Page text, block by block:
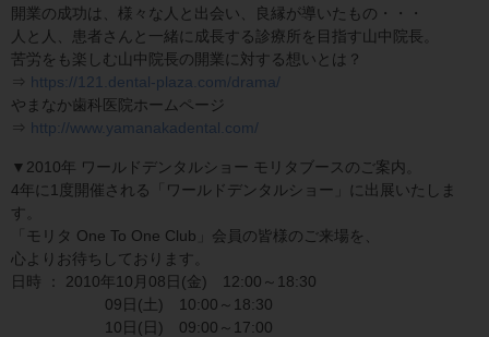
開業の成功は、様々な人と出会い、良縁が導いたもの・・・
人と人、患者さんと一緒に成長する診療所を目指す山中院長。
苦労をも楽しむ山中院長の開業に対する想いとは？
⇒ https://121.dental-plaza.com/drama/
やまなか歯科医院ホームページ
⇒ http://www.yamanakadental.com/
▼2010年 ワールドデンタルショー モリタブースのご案内。
4年に1度開催される「ワールドデンタルショー」に出展いたしま
す。
「モリタ One To One Club」会員の皆様のご来場を、
心よりお待ちしております。
日時 ： 2010年10月08日(金) 12:00～18:30
09日(土) 10:00～18:30
10日(日) 09:00～17:00